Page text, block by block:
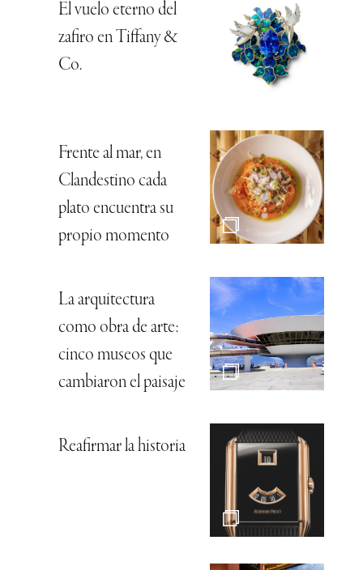
El vuelo eterno del
zafiro en Tiffany &
Co.
Frente al mar, en
Clandestino cada
plato encuentra su
propio momento
La arquitectura
como obra de arte:
cinco museos que
cambiaron el paisaje
Reafirmar la historia